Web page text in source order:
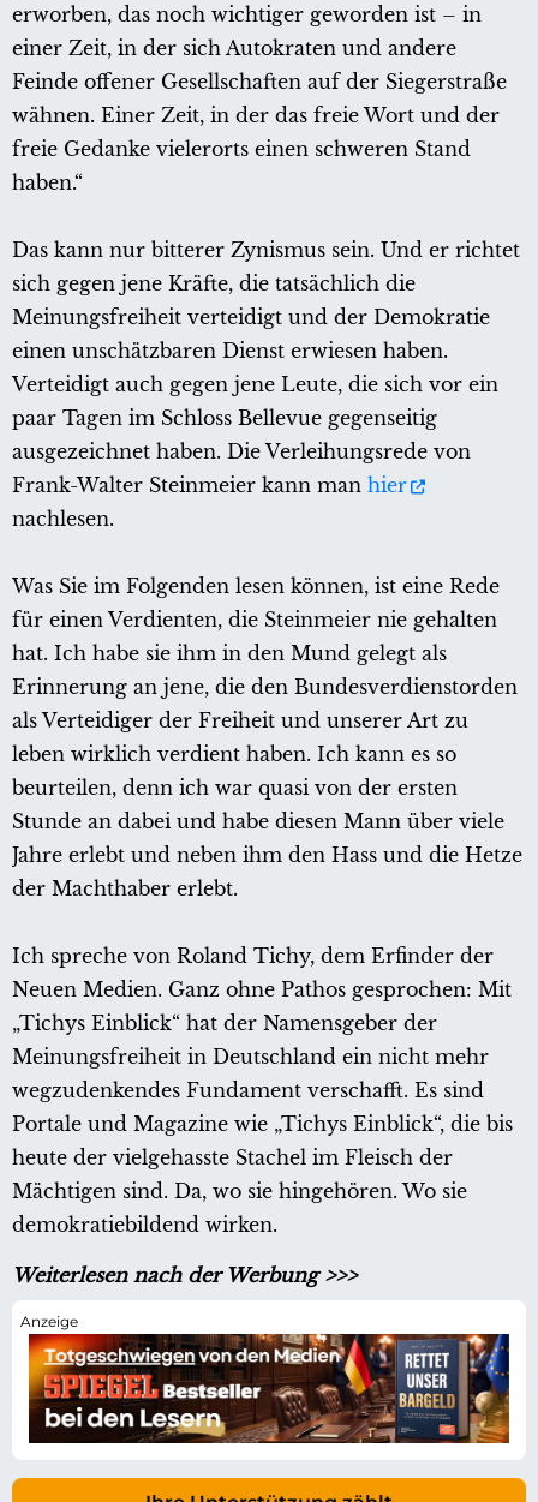
erworben, das noch wichtiger geworden ist – in
einer Zeit, in der sich Autokraten und andere
Feinde offener Gesellschaften auf der Siegerstraße
wähnen. Einer Zeit, in der das freie Wort und der
freie Gedanke vielerorts einen schweren Stand
haben.“
Das kann nur bitterer Zynismus sein. Und er richtet
sich gegen jene Kräfte, die tatsächlich die
Meinungsfreiheit verteidigt und der Demokratie
einen unschätzbaren Dienst erwiesen haben.
Verteidigt auch gegen jene Leute, die sich vor ein
paar Tagen im Schloss Bellevue gegenseitig
ausgezeichnet haben. Die Verleihungsrede von
Frank-Walter Steinmeier kann man hier
nachlesen.
Was Sie im Folgenden lesen können, ist eine Rede
für einen Verdienten, die Steinmeier nie gehalten
hat. Ich habe sie ihm in den Mund gelegt als
Erinnerung an jene, die den Bundesverdienstorden
als Verteidiger der Freiheit und unserer Art zu
leben wirklich verdient haben. Ich kann es so
beurteilen, denn ich war quasi von der ersten
Stunde an dabei und habe diesen Mann über viele
Jahre erlebt und neben ihm den Hass und die Hetze
der Machthaber erlebt.
Ich spreche von Roland Tichy, dem Erfinder der
Neuen Medien. Ganz ohne Pathos gesprochen: Mit
„Tichys Einblick“ hat der Namensgeber der
Meinungsfreiheit in Deutschland ein nicht mehr
wegzudenkendes Fundament verschafft. Es sind
Portale und Magazine wie „Tichys Einblick“, die bis
heute der vielgehasste Stachel im Fleisch der
Mächtigen sind. Da, wo sie hingehören. Wo sie
demokratiebildend wirken.
Weiterlesen nach der Werbung >>>